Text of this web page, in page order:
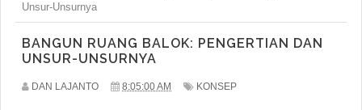
Unsur-Unsurnya
BANGUN RUANG BALOK: PENGERTIAN DAN
UNSUR-UNSURNYA
DAN LAJANTO 8:05:00 AM KONSEP